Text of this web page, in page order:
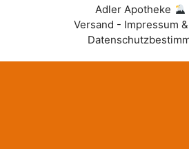
Adler Apotheke
Versand - Impressum